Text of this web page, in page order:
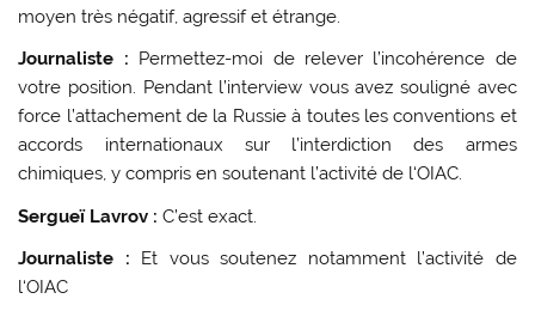
moyen très négatif, agressif et étrange.
Journaliste : Permettez-moi de relever l’incohérence de
votre position. Pendant l’interview vous avez souligné avec
force l’attachement de la Russie à toutes les conventions et
accords internationaux sur l’interdiction des armes
chimiques, y compris en soutenant l’activité de l‘OIAC.
Sergueï Lavrov : C’est exact.
Journaliste : Et vous soutenez notamment l’activité de
l‘OIAC